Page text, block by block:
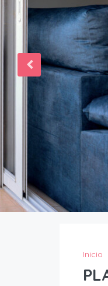
Inicio